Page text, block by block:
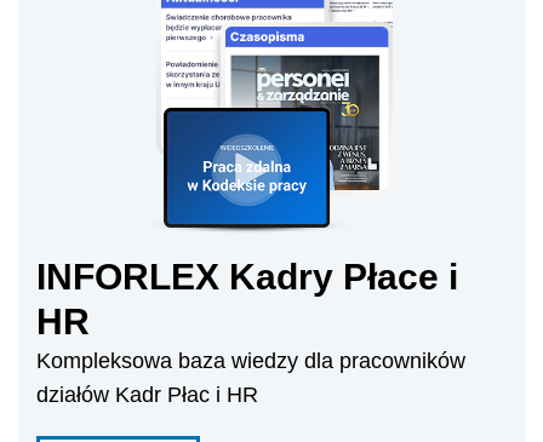
INFORLEX Kadry Płace i
HR
Kompleksowa baza wiedzy dla pracowników
działów Kadr Płac i HR